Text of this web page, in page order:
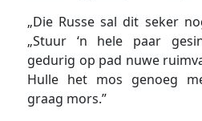
„Die Russe sal dit seker
„Stuur ‘n hele paar
gedurig op pad nuwe
Hulle het mos genoeg
graag mors.”